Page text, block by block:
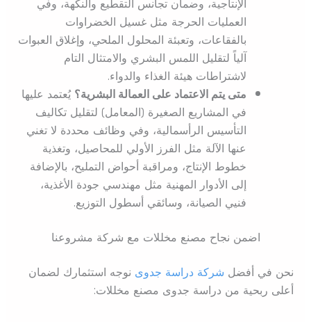
العمليات الحرجة مثل غسيل الخضراوات
بالفقاعات، وتعبئة المحلول الملحي، وإغلاق العبوات
آلياً لتقليل اللمس البشري والامتثال التام
لاشتراطات هيئة الغذاء والدواء.
متى يتم الاعتماد على العمالة البشرية؟يُعتمد عليها
في المشاريع الصغيرة (المعامل) لتقليل تكاليف
التأسيس الرأسمالية، وفي وظائف محددة لا تغني
عنها الآلة مثل الفرز الأولي للمحاصيل، وتغذية
خطوط الإنتاج، ومراقبة أحواض التمليح، بالإضافة
إلى الأدوار المهنية مثل مهندسي جودة الأغذية،
فنيي الصيانة، وسائقي أسطول التوزيع.
اضمن نجاح مصنع مخللات مع شركة مشروعنا
نحن في أفضل شركة دراسة جدوىنوجه استثمارك لضمان
أعلى ربحية من دراسة جدوى مصنع مخللات: